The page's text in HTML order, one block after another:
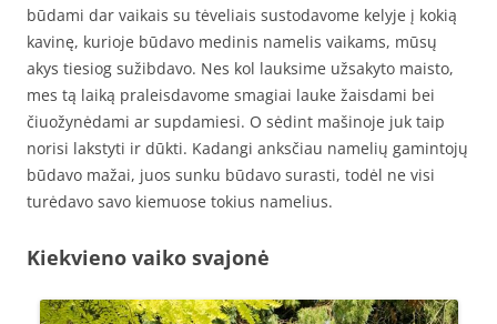
būdami dar vaikais su tėveliais sustodavome kelyje į kokią
kavinę, kurioje būdavo medinis namelis vaikams, mūsų
akys tiesiog sužibdavo. Nes kol lauksime užsakyto maisto,
mes tą laiką praleisdavome smagiai lauke žaisdami bei
čiuožynėdami ar supdamiesi. O sėdint mašinoje juk taip
norisi lakstyti ir dūkti. Kadangi anksčiau namelių gamintojų
būdavo mažai, juos sunku būdavo surasti, todėl ne visi
turėdavo savo kiemuose tokius namelius.
Kiekvieno vaiko svajonė